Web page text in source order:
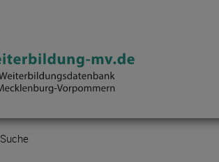
Suche